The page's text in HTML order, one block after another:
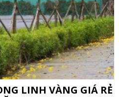
LINH VÀNG GIÁ RẺ